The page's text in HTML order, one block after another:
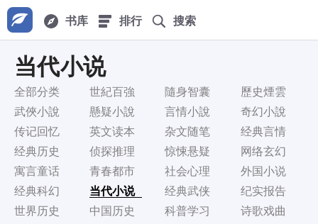
书库 排行 搜索
当代小说
全部分类 世紀百強 隨身智囊
歷史煙雲
武俠小說
懸疑小說 言情小說
奇幻小說
传记回忆
英文读本 杂文随笔
经典言情
经典历史
侦探推理 惊悚悬疑
网络玄幻
寓言童话
青春都市 社会心理
外国小说
经典科幻
当代小说 经典武侠
纪实报告
世界历史
中国历史 科普学习
诗歌戏曲